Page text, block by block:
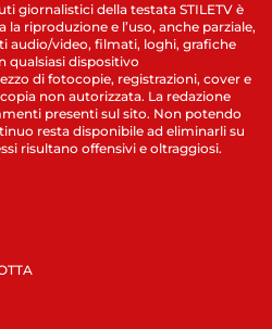
giornalistici della testata STILETV è
riproduzione e l’uso, anche parziale,
audio/video, filmati, loghi, grafiche
qualsiasi dispositivo
di fotocopie, registrazioni, cover e
non autorizzata. La redazione
presenti sul sito. Non potendo
resta disponibile ad eliminarli su
risultano offensivi e oltraggiosi.